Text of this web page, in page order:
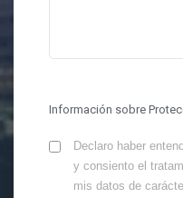
Información sobre
Declaro haber
y consiento el
mis datos de